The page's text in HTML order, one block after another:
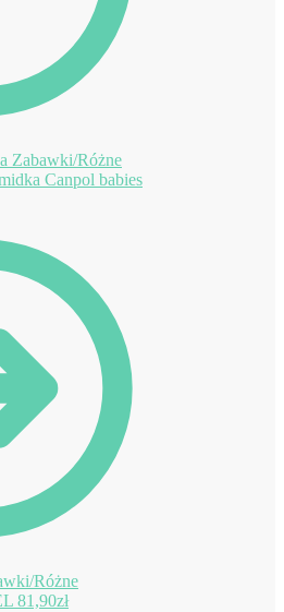
Canpol babies
81,90zł